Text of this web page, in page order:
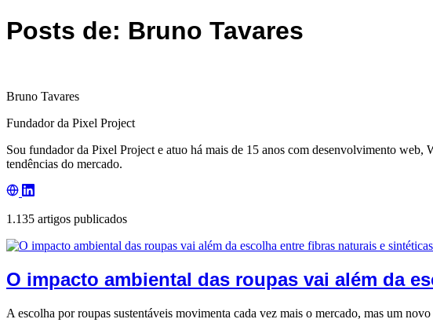
Posts de: Bruno Tavares
Bruno Tavares
Fundador da Pixel Project
Sou fundador da Pixel Project e atuo há mais de 15 anos com desenvolvimento
tendências do mercado.
1.135 artigos publicados
O impacto ambiental das roupas vai além da
A escolha por roupas sustentáveis movimenta cada vez mais o mercado, mas um